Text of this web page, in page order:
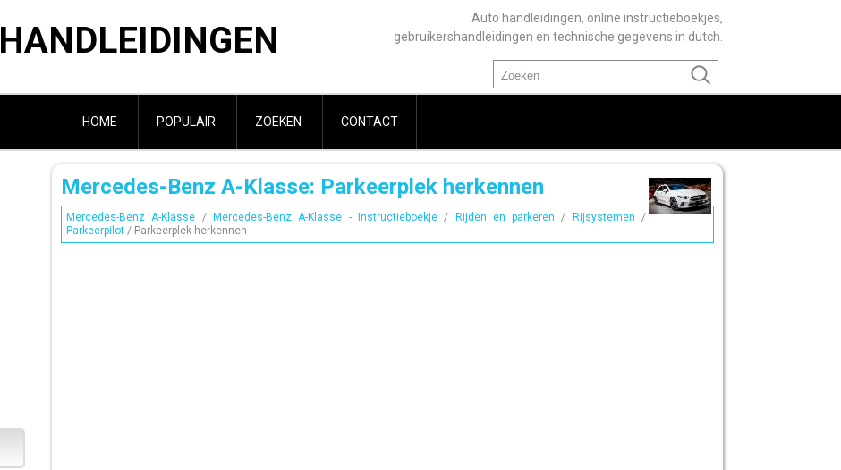
HANDLEIDINGEN
Auto handleidingen, online instructieboekjes,
gebruikershandleidingen en technische gegevens in dutch.
HOME POPULAIR ZOEKEN CONTACT
Mercedes-Benz A-Klasse: Parkeerplek herkennen
Mercedes-Benz A-Klasse / Mercedes-Benz A-Klasse - Instructieboekje/ Rijden en parkeren / Rijsystemen /
Parkeerpilot / Parkeerplek herkennen